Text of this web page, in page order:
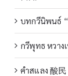
บทกวีนิพนธ์
กวีพุทธ หวาง
คำสแลง 酸